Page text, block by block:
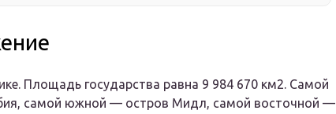
Площадь государства равна 9 984 670 км2. Самой
самой южной — остров Мидл, самой восточной —